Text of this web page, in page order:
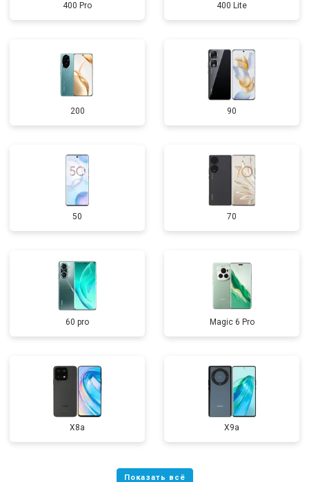
400 Pro 400 Lite
200 90
50 70
60 pro Magic 6 Pro
X8a X9a